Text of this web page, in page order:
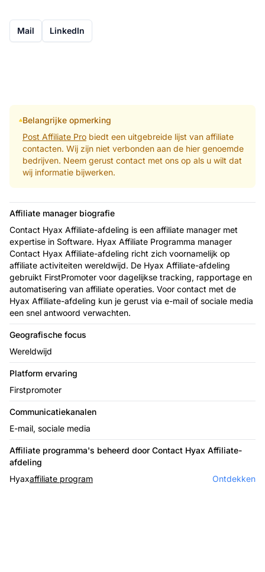
Mail LinkedIn
Belangrijke opmerking
Post Affiliate Probiedt een uitgebreide lijst van affiliate
contacten. Wij zijn niet verbonden aan de hier genoemde
bedrijven. Neem gerust contact met ons op als u wilt dat
wij informatie bijwerken.
Affiliate manager biografie
Contact Hyax Affiliate-afdeling is een affiliate manager met
expertise in Software. Hyax Affiliate Programma manager
Contact Hyax Affiliate-afdeling richt zich voornamelijk op
affiliate activiteiten wereldwijd. De Hyax Affiliate-afdeling
gebruikt FirstPromoter voor dagelijkse tracking, rapportage en
automatisering van affiliate operaties. Voor contact met de
Hyax Affiliate-afdeling kun je gerust via e-mail of sociale media
een snel antwoord verwachten.
Geografische focus
Wereldwijd
Platform ervaring
Firstpromoter
Communicatiekanalen
E-mail, sociale media
Affiliate programma's beheerd door Contact Hyax Affiliate-
afdeling
Hyaxaffiliate program Ontdekken